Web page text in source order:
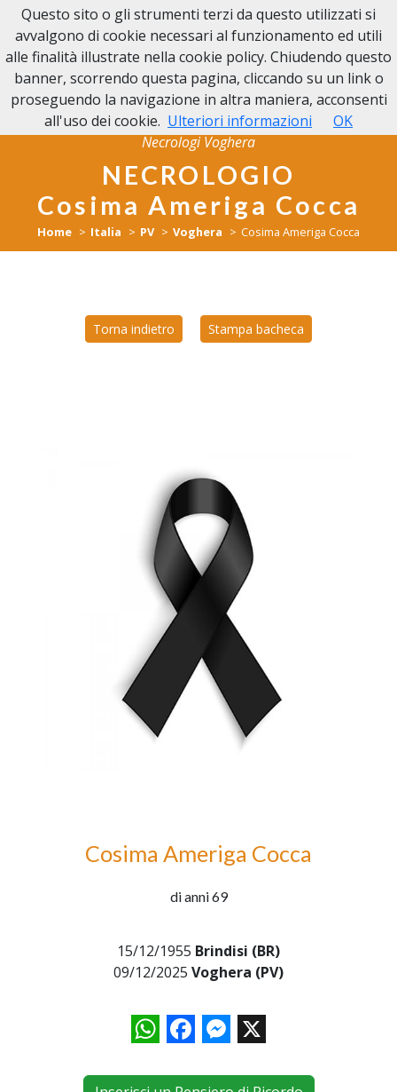
NECROLOGI VOGHERA
Necrologi Voghera
NECROLOGIO
Cosima Ameriga Cocca
Home Italia PV Voghera Cosima Ameriga Cocca
Torna indietro Stampa bacheca
Cosima Ameriga Cocca
di anni 69
15/12/1955 Brindisi (BR)
09/12/2025 Voghera (PV)
WhatsAppFacebookMessenger
X
Questo sito o gli strumenti terzi da questo utilizzati si
avvalgono di cookie necessari al funzionamento ed utili
alle finalità illustrate nella cookie policy. Chiudendo questo
banner, scorrendo questa pagina, cliccando su un link o
proseguendo la navigazione in altra maniera, acconsenti
all'uso dei cookie. Ulteriori informazioni OK